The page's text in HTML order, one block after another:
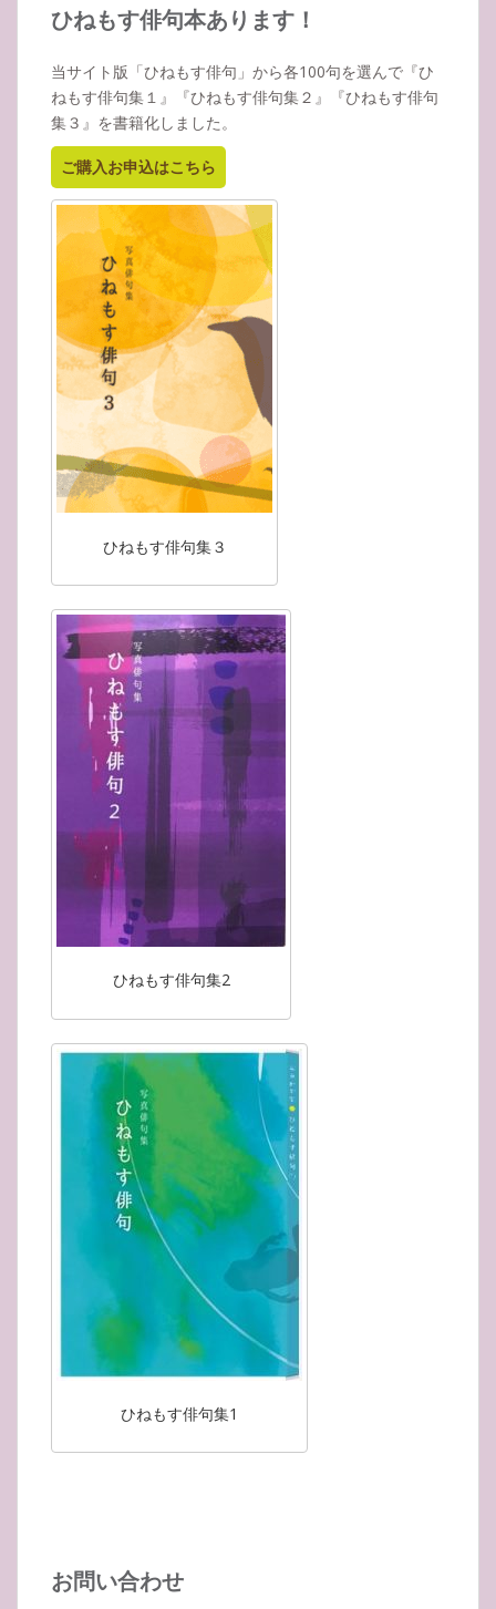
イ
ひねもす俳句本あります！
当サイト版「ひねもす俳句」から各100句を選んで『ひ
ねもす俳句集１』『ひねもす俳句集２』『ひねもす俳句
集３』を書籍化しました。
ご購入お申込はこちら
ひねもす俳句集３
ひねもす俳句集2
ひねもす俳句集1
お問い合わせ